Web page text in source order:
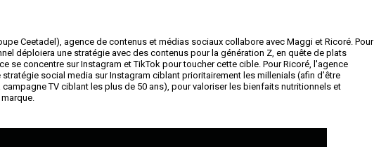
Ceetadel), agence de contenus et médias sociaux collabore avec Maggi et Ricoré. Pour
déploiera une stratégie avec des contenus pour la génération Z, en quête de plats
se concentre sur Instagram et TikTok pour toucher cette cible. Pour Ricoré, l'agence
social media sur Instagram ciblant prioritairement les millenials (afin d’être
TV ciblant les plus de 50 ans), pour valoriser les bienfaits nutritionnels et